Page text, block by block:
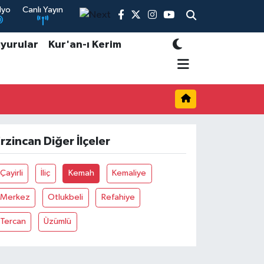
Canlı Yayın
Kur'an-ı Kerim
Diğer İlçeler
Çayirli İliç Kemah Kemaliye
Merkez Otlukbeli Refahiye
Tercan Üzümlü